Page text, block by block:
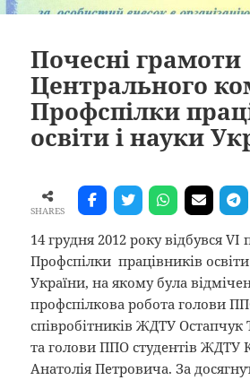
Почесні грамоти
Центрального
Профспілки
освіти і науки
SHARES
14 грудня 2012 року відбувся
Профспілки працівників
України, на якому була
профспілкова робота голови
співробітників ЖДТУ Остапчук
та голови ППО студентів ЖДТУ
Анатолія Петровича. За